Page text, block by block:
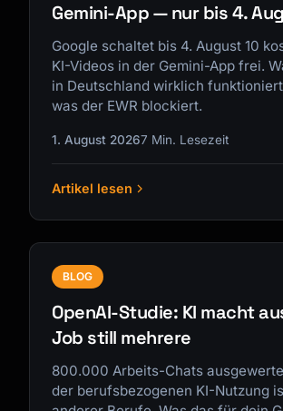
Gemini-App — nur bis 4.
Google schaltet bis 4. August 10
KI-Videos in der Gemini-App frei.
in Deutschland wirklich
was der EWR blockiert.
1. August 20267 Min. Lesezeit
Artikel lesen
BLOG
OpenAI-Studie: KI macht
Job still mehrere
800.000 Arbeits-Chats
der berufsbezogenen KI-Nutzung